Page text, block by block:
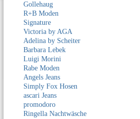
Gollehaug
R+B Moden
Signature
Victoria by AGA
Adelina by Scheiter
Barbara Lebek
Luigi Morini
Rabe Moden
Angels Jeans
Simply Fox Hosen
ascari Jeans
promodoro
Ringella Nachtwäsche